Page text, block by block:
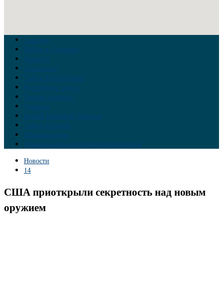
Главная
Война на Украине
Новости
Аналитика
Тайны Геополитики
Российские элиты
Теория заговора
Украина
Новый Мировой Порядок
Тайны истории
Обратная связь
Правила комментирования материалов
Новости
14
США приоткрыли секретность над новым
оружием